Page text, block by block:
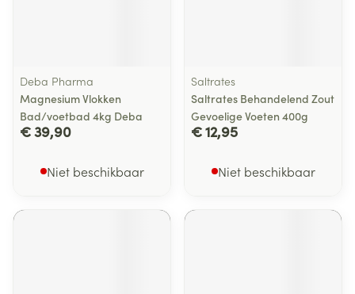
Deba Pharma
Magnesium Vlokken
Bad/voetbad 4kg Deba
€ 39,90
Niet beschikbaar
Saltrates
Saltrates Behandelend Zout
Gevoelige Voeten 400g
€ 12,95
Niet beschikbaar